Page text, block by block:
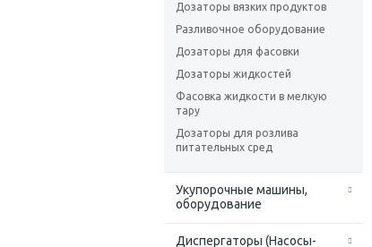
Дозаторы вязких продуктов
Разливочное оборудование
Дозаторы для фасовки
Дозаторы жидкостей
Фасовка жидкости в мелкую
тару
Дозаторы для розлива
питательных сред
Укупорочные машины,
оборудование
Диспергаторы (Насосы-